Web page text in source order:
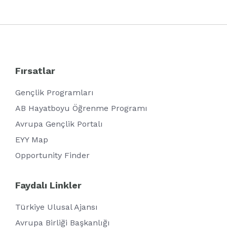
Fırsatlar
Gençlik Programları
AB Hayatboyu Öğrenme Programı
Avrupa Gençlik Portalı
EYY Map
Opportunity Finder
Faydalı Linkler
Türkiye Ulusal Ajansı
Avrupa Birliği Başkanlığı